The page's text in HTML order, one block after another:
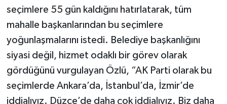
seçimlere 55 gün kaldığını hatırlatarak, tüm
mahalle başkanlarından bu seçimlere
yoğunlaşmalarını istedi. Belediye başkanlığını
siyasi değil, hizmet odaklı bir görev olarak
gördüğünü vurgulayan Özlü, “AK Parti olarak bu
seçimlerde Ankara’da, İstanbul’da, İzmir’de
iddialıyız. Düzce’de daha çok iddialıyız. Biz daha